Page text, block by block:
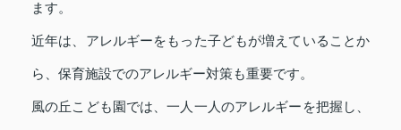
ます。
近年は、アレルギーをもった子どもが増えていることか
ら、保育施設でのアレルギー対策も重要です。
風の丘こども園では、一人一人のアレルギーを把握し、